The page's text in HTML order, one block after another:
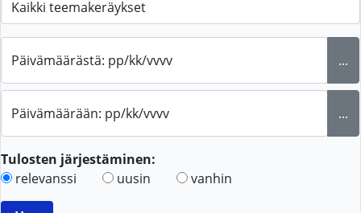
Päivämäärästä: pp/kk/vvvv ...
Päivämäärään: pp/kk/vvvv ...
Tulosten järjestäminen:
relevanssi
uusin vanhin